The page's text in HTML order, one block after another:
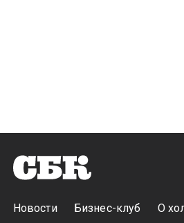
Новости Бизнес-клуб О